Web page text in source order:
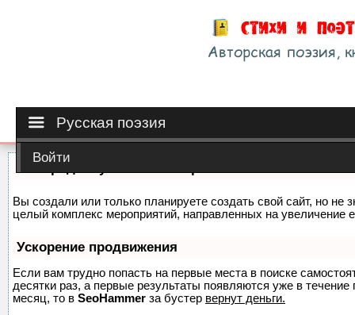
Русская поэзия
Войти
Вы создали или только планируете создать свой сайт, но не
целый комплекс мероприятий, направленных на увеличение
Ускорение продвижения
Если вам трудно попасть на первые места в поиске
десятки раз, а первые результаты появляются уже в
месяц, то в SeoHammer за бустер вернут деньги.